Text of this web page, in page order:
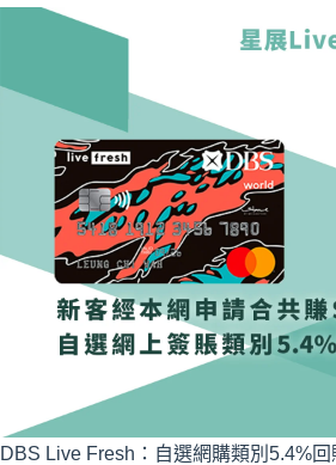
DBS Live Fresh：自選網購類別5.4%